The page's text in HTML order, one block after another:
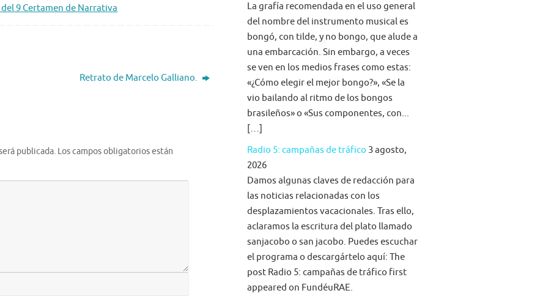
9 Certamen de Narrativa
Retrato de Marcelo Galliano.
publicada. Los campos obligatorios están
La grafía recomendada en el uso general
del nombre del instrumento musical es
bongó, con tilde, y no bongo, que alude a
una embarcación. Sin embargo, a veces
se ven en los medios frases como estas:
«¿Cómo elegir el mejor bongo?», «Se la
vio bailando al ritmo de los bongos
brasileños» o «Sus componentes, con...
[…]
Radio 5: campañas de tráfico 3 agosto,
2026
Damos algunas claves de redacción para
las noticias relacionadas con los
desplazamientos vacacionales. Tras ello,
aclaramos la escritura del plato llamado
sanjacobo o san jacobo. Puedes escuchar
el programa o descargártelo aquí: The
post Radio 5: campañas de tráfico first
appeared on FundéuRAE.